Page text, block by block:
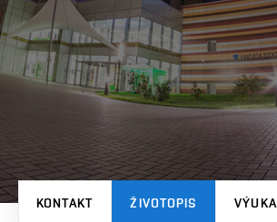
KONTAKT ŽIVOTOPIS VÝUKA